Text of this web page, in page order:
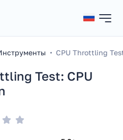
CPU Throttling
Test: CPU